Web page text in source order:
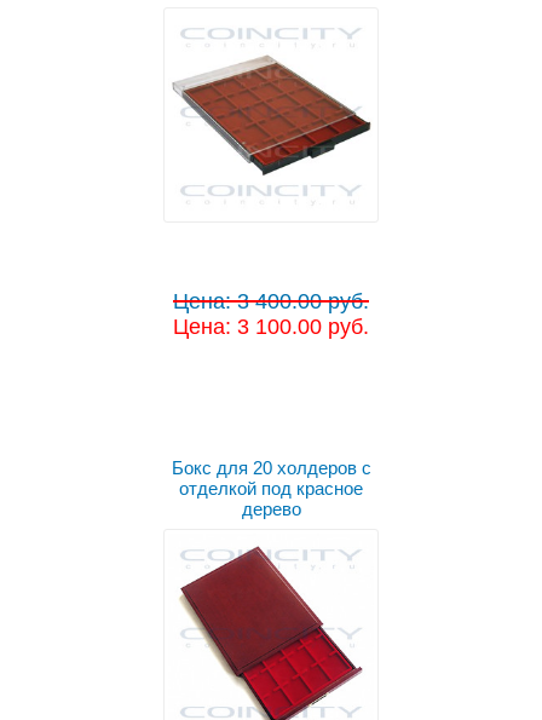
Цена: 3 400.00 руб.
Цена: 3 100.00 руб.
Бокс для 20 холдеров с
отделкой под красное
дерево